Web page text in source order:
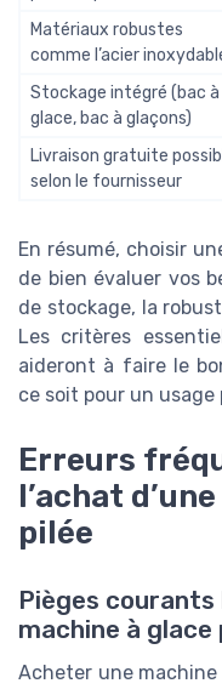
Matériaux robustes
comme l’acier
Stockage intégré (bac à
glace, bac à glaçons)
Livraison gratuite
selon le fournisseur
En résumé, choisir
de bien évaluer vos
de stockage, la
Les critères
aideront à faire le
ce soit pour un
Erreurs
l’achat
pilée
Pièges courants
machine à glace
Acheter une